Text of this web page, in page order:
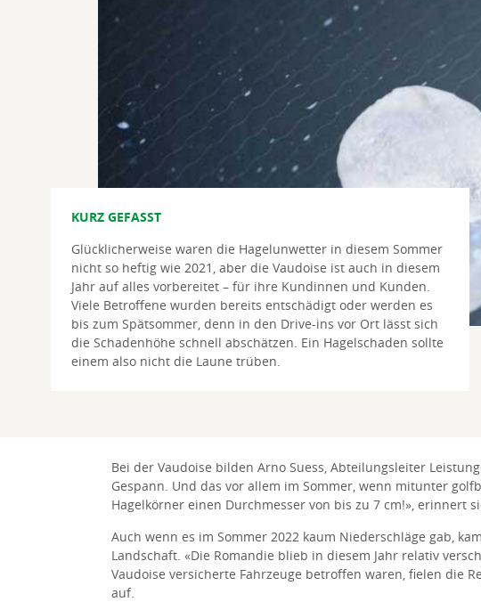
KURZ GEFASST
Glücklicherweise waren die Hagelunwetter in diesem Sommer
nicht so heftig wie 2021, aber die Vaudoise ist auch in diesem
Jahr auf alles vorbereitet – für ihre Kundinnen und Kunden.
Viele Betroffene wurden bereits entschädigt oder werden es
bis zum Spätsommer, denn in den Drive-ins vor Ort lässt sich
die Schadenhöhe schnell abschätzen. Ein Hagelschaden sollte
einem also nicht die Laune trüben.
Bei der Vaudoise bilden Arno Suess, Abteilungsleiter
Gespann. Und das vor allem im Sommer, wenn mitunter
Hagelkörner einen Durchmesser von bis zu 7 cm!», erinnert
Auch wenn es im Sommer 2022 kaum Niederschläge gab,
Landschaft. «Die Romandie blieb in diesem Jahr relativ
Vaudoise versicherte Fahrzeuge betroffen waren, fielen die
auf.